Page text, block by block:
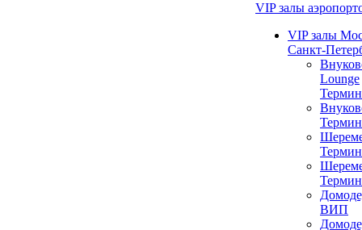
VIP залы
VIP залы
Санкт-
Lounge
ВИП